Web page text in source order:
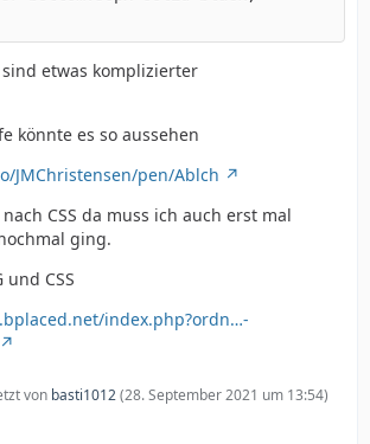
etwas komplizierter
könnte es so aussehen
JMChristensen/pen/Ablch
CSS da muss ich auch erst mal
ging.
und CSS
index.php?ordn…-
von basti1012(28. September 2021 um 13:54)